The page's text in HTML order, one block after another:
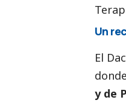
Un
El
y de